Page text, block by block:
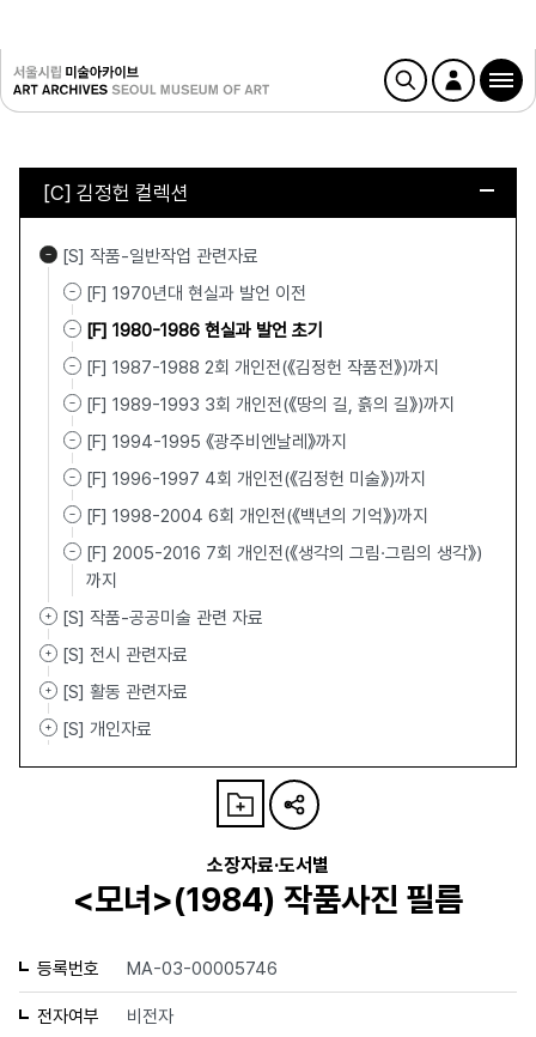
[C] 김정헌 컬렉션
[S] 작품-일반작업 관련자료
[F] 1970년대 현실과 발언 이전
[F] 1980-1986 현실과 발언 초기
[F] 1987-1988 2회 개인전(《김정헌 작품전》)까지
[F] 1989-1993 3회 개인전(《땅의 길, 흙의 길》)까지
[F] 1994-1995 《광주비엔날레》까지
[F] 1996-1997 4회 개인전(《김정헌 미술》)까지
[F] 1998-2004 6회 개인전(《백년의 기억》)까지
[F] 2005-2016 7회 개인전(《생각의 그림·그림의 생각》)
까지
[S] 작품-공공미술 관련 자료
[S] 전시 관련자료
[S] 활동 관련자료
[S] 개인자료
소장자료·도서별
<모녀>(1984) 작품사진 필름
등록번호 MA-03-00005746
전자여부 비전자